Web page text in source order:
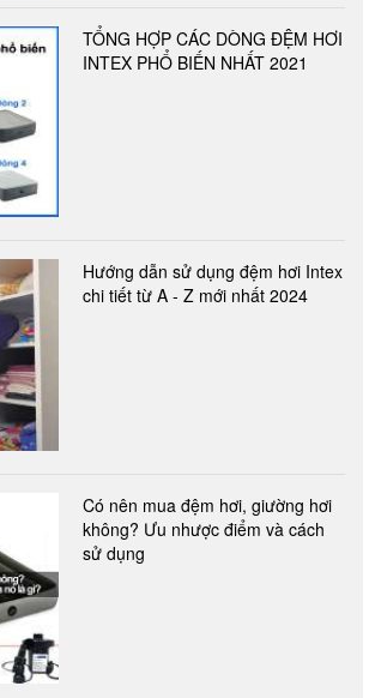
TỔNG HỢP CÁC DÒNG ĐỆM HƠI
INTEX PHỔ BIẾN NHẤT 2021
Hướng dẫn sử dụng đệm hơi Intex
chi tiết từ A - Z mới nhất 2024
Có nên mua đệm hơi, giường hơi
không? Ưu nhược điểm và cách
sử dụng